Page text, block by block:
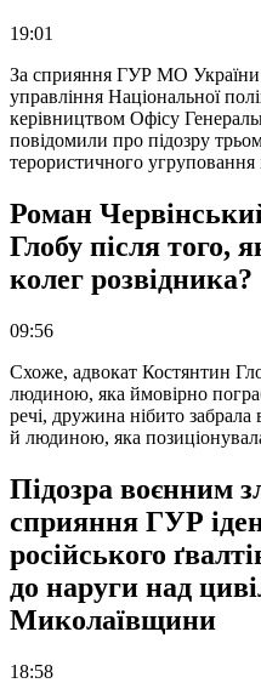
19:01
За сприяння ГУР МО України
управління Національної
керівництвом Офісу
повідомили про підозру
терористичного угруповання
Роман
Глобу після того,
колег розвідника?
09:56
Схоже, адвокат Костянтин
людиною, яка ймовірно
речі, дружина нібито забрала
й людиною, яка
Підозра воєнним
сприяння ГУР
російського
до наруги над
Миколаївщини
18:58